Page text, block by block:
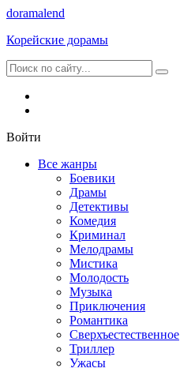
doramalend
Корейские дорамы
Войти
Все жанры
Боевики
Драмы
Детективы
Комедия
Криминал
Мелодрамы
Мистика
Молодость
Музыка
Приключения
Романтика
Сверхъестественное
Триллер
Ужасы